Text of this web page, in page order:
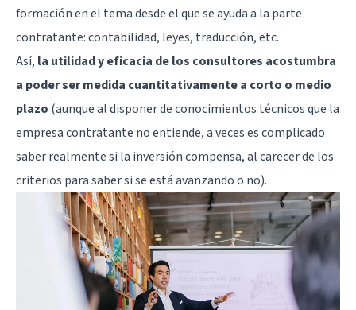
formación en el tema desde el que se ayuda a la parte
contratante: contabilidad, leyes, traducción, etc.
Así, la utilidad y eficacia de los consultores acostumbra
a poder ser medida cuantitativamente a corto o medio
plazo (aunque al disponer de conocimientos técnicos que la
empresa contratante no entiende, a veces es complicado
saber realmente si la inversión compensa, al carecer de los
criterios para saber si se está avanzando o no).